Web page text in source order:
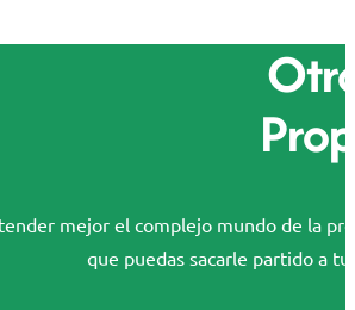
mejor el complejo mundo de la
que puedas sacarle partido a